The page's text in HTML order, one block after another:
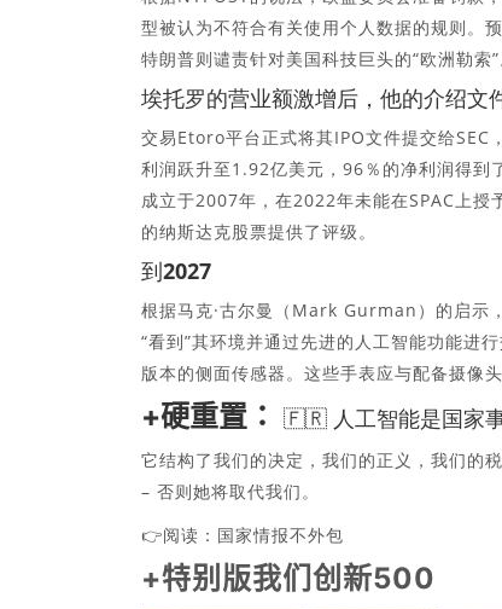
型被认为不符合有关使用个人数据的规则。
特朗普则谴责针对美国科技巨头的“欧洲勒索”
埃托罗的营业额激增后，他的介绍文
交易Etoro平台正式将其IPO文件提交给
利润跃升至1.92亿美元，96％的净利润得到
成立于2007年，在2022年未能在SPAC上
的纳斯达克股票提供了评级。
到2027
根据马克·古尔曼（Mark Gurman）的启示
“看到”其环境并通过先进的人工智能功能进
版本的侧面传感器。这些手表应与配备摄像
+硬重置： 🇫🇷 人工智能是国家事
它结构了我们的决定，我们的正义，我们的
– 否则她将取代我们。
👉阅读：国家情报不外包
+特别版我们创新500